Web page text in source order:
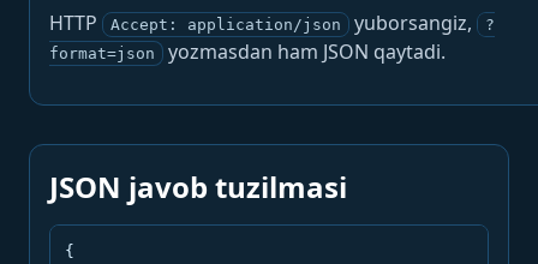
HTTP
Accept: application/json yuborsangiz,
?
format=json
yozmasdan ham JSON qaytadi.
JSON javob tuzilmasi
{